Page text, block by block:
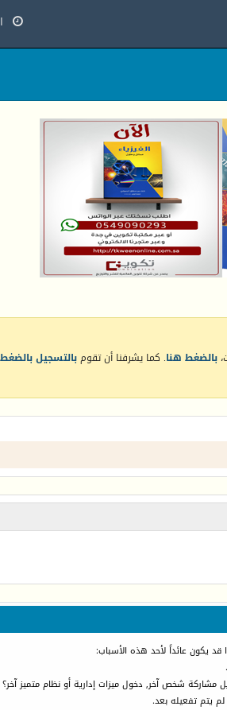
بالضغط هنا. كما يشرفنا أن تقومبالتسجيل
يكون عائداً لأحد هذه الأسباب:
شخص آخر, دخول ميزات إدارية أو نظام متميز آخر؟
يتم تفعيله بعد.